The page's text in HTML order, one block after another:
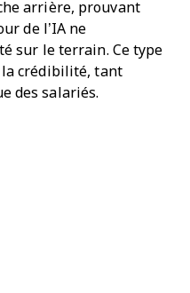
arrière, prouvant
de l’IA ne
sur le terrain. Ce type
crédibilité, tant
des salariés.